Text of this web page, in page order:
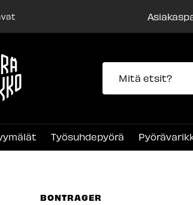
Työsuhdepyörä
BONTRAGER